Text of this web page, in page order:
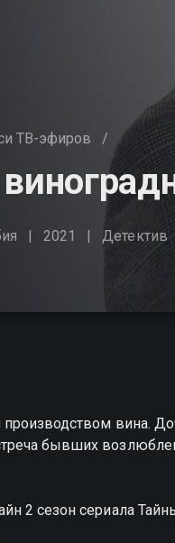
ТВ-эфиров /
2021 Детектив
производством вина.
бывших
2 сезон сериала
на Смотрёшке